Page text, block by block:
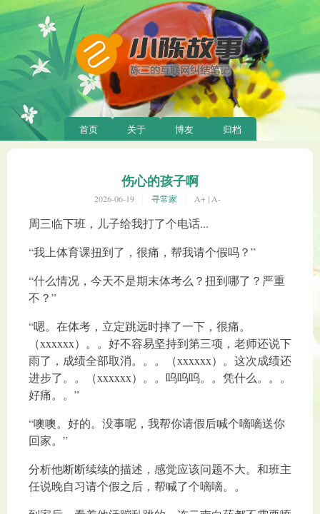
首页 关于 博友 归档
伤心的孩子啊
2026-06-19 寻常家 A+ |A-
周三临下班，儿子给我打了个电话...
“我上体育课扭到了，很痛，帮我请个假吗？”
“什么情况，今天不是期末体考么？扭到哪了？严重
不？”
“嗯。在体考，立定跳远时摔了一下，很痛。
（xxxxxx）。。好不容易坚持到第三项，老师还说下
雨了，成绩全部取消。。。（xxxxxx）。这次成绩还
进步了。。（xxxxxx）。。呜呜呜。。凭什么。。。
好痛。。”
“噢噢。好的。没事呢，我帮你请假后喊个嘀嘀送你
回家。”
分析他断断续续的描述，感觉应该问题不大。和班主
任说晚自习请个假之后，帮喊了个嘀嘀。。